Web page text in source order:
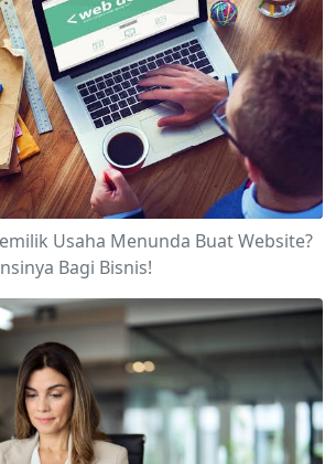
Usaha Menunda Buat Website?
Bagi Bisnis!